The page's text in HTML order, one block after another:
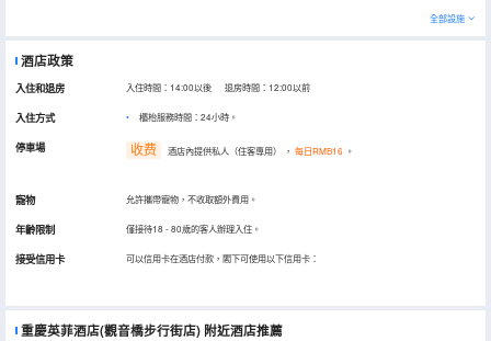
全部設施
酒店政策
入住和退房 入住時間：14:00以後 退房時間：12:00以前
入住方式 櫃枱服務時間：24小時。
停車場 收费 酒店內提供私人（住客專用） ， 每日RMB16 。
寵物 允許攜帶寵物，不收取額外費用。
年齡限制 僅接待18 - 80歲的客人辦理入住。
接受信用卡 可以信用卡在酒店付款，閣下可使用以下信用卡：
重慶英菲酒店(觀音橋步行街店) 附近酒店推薦